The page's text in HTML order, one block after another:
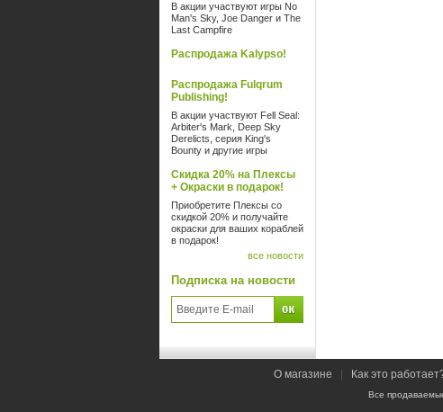
В акции участвуют игры No
Man's Sky, Joe Danger и The
Last Campfire
Распродажа Kalypso!
Распродажа Fulqrum
Publishing!
В акции участвуют Fell Seal:
Arbiter's Mark, Deep Sky
Derelicts, серия King's
Bounty и другие игры
Скидка 20% на Плексы
+ Окраски в подарок!
Приобретите Плексы со
скидкой 20% и получайте
окраски для ваших кораблей
в подарок!
все новости
Подписка на новости
О магазине Как это
Все